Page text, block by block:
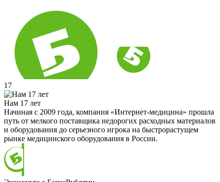
17
Нам 17 лет
Начиная с 2009 года, компания «Интернет-медицина» прошла
путь от мелкого поставщика недорогих расходных материалов
и оборудования до серьезного игрока на быстрорастущем
рынке медицинского оборудования в России.